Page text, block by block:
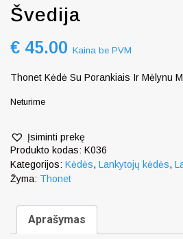
Švedija
€ 45.00 Kaina be PVM
Thonet Kėdė Su Porankiais Ir Mėlynu
Neturime
Įsiminti prekę
Produkto kodas: K036
Kategorijos: Kėdės, Lankytojų kėdės,
Žyma: Thonet
Aprašymas